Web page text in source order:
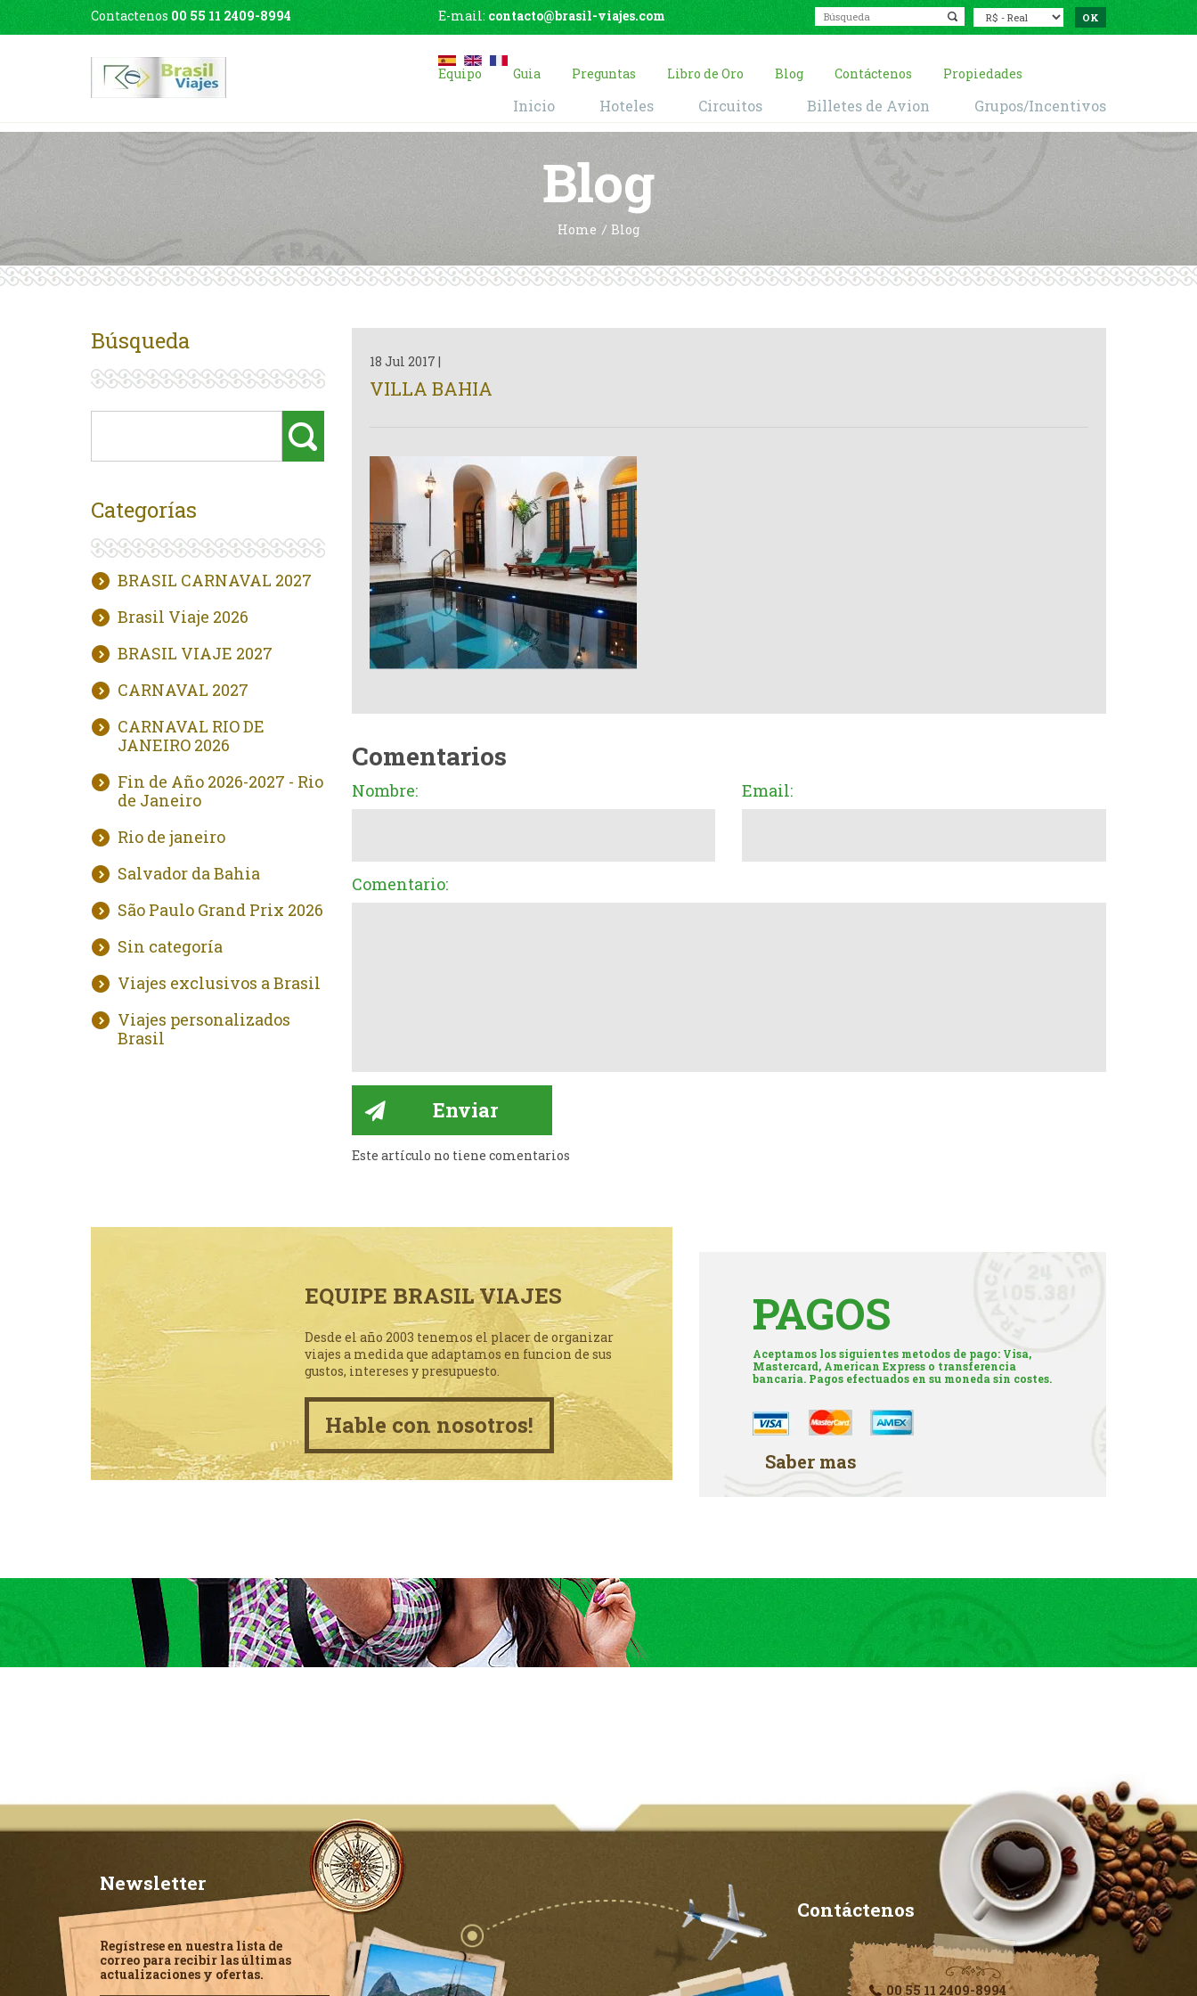
Contactenos 00 55 11 2409-8994 E-mail: contacto@brasil-viajes.com
Equipo Guia Preguntas Libro de Oro Blog Contáctenos Propiedades
Inicio Hoteles Circuitos Billetes de Avion Grupos/Incentivos
Blog
Home Blog
Búsqueda
Categorías
BRASIL CARNAVAL 2027
Brasil Viaje 2026
BRASIL VIAJE 2027
CARNAVAL 2027
CARNAVAL RIO DE
JANEIRO 2026
Fin de Año 2026-2027 - Rio
de Janeiro
Rio de janeiro
Salvador da Bahia
São Paulo Grand Prix 2026
Sin categoría
Viajes exclusivos a Brasil
Viajes personalizados
Brasil
18 Jul 2017 |
VILLA BAHIA
Comentarios
Nombre: Email:
Comentario:
Este artículo no tiene comentarios
EQUIPE BRASIL VIAJES
Desde el año 2003 tenemos el placer de organizar
viajes a medida que adaptamos en funcion de sus
gustos, intereses y presupuesto.
Hable con nosotros!
PAGOS
Aceptamos los siguientes metodos de pago: Visa,
Mastercard, American Express o transferencia
bancaria. Pagos efectuados en su moneda sin costes.
Saber mas
Newsletter
Regístrese en nuestra lista de
correo para recibir las últimas
actualizaciones y ofertas.
Contáctenos
00 55 11 2409-8994